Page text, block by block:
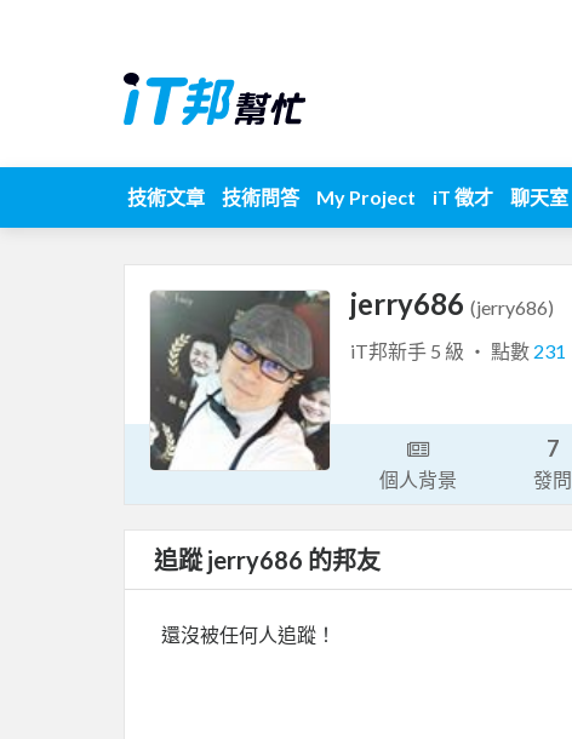
技術文章 技術問答 My Project iT 徵才 聊天室
jerry686 (jerry686)
iT邦新手 5 級 ‧ 點數 231
個人背景
7
發問
追蹤 jerry686 的邦友
還沒被任何人追蹤！